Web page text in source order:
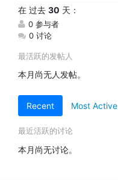
在 过去 30 天：
0 参与者
0 讨论
最活跃的发帖人
本月尚无人发帖。
Recent Most Active
最近活跃的讨论
本月尚无讨论。